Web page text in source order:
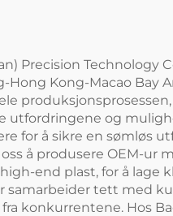
Precision Technology
Kong-Macao Bay
utfordringene og
for å sikre en sømløs
å produsere OEM-ur
end plast, for å lage
tett med
konkurrentene. Hos